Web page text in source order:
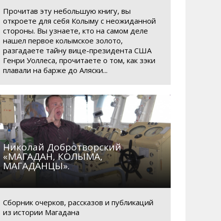
№ 26 К
08:29
Маршрут № 57
09.03.2009, 08:25
Прочитав эту небольшую книгу, вы
откроете для себя Колыму с неожиданной
стороны. Вы узнаете, кто на самом деле
нашел первое колымское золото,
разгадаете тайну вице-президента США
Генри Уоллеса, прочитаете о том, как зэки
плавали на барже до Аляски...
Николай Добротворский
«МАГАДАН, КОЛЫМА,
МАГАДАНЦЫ».
Сборник очерков, рассказов и публикаций
из истории Магадана